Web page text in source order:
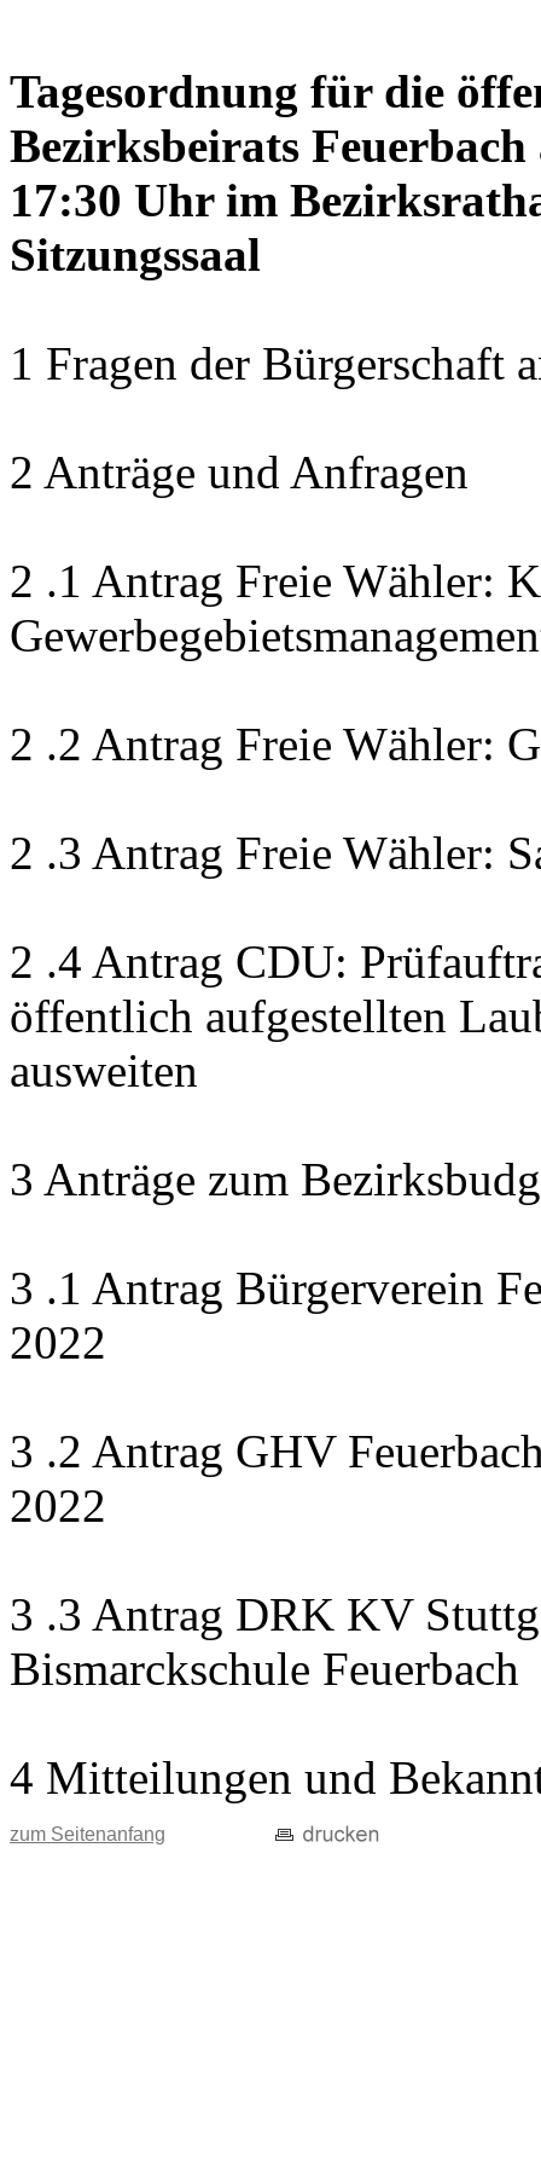
Tagesordnung für die
Bezirksbeirats
17:30 Uhr im
Sitzungssaal
1 Fragen der Bürgerschaft
2 Anträge und Anfragen
2 .1 Antrag Freie Wähler:
2 .2 Antrag Freie Wähler:
2 .3 Antrag Freie Wähler:
2 .4 Antrag CDU:
öffentlich aufgestellten
ausweiten
3 Anträge zum
3 .1 Antrag Bürgerverein
2022
3 .2 Antrag GHV
2022
3 .3 Antrag DRK KV
Bismarckschule Feuerbach
4 Mitteilungen und
zum Seitenanfang